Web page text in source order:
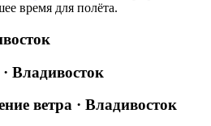
время для полёта.
Владивосток
ветра · Владивосток